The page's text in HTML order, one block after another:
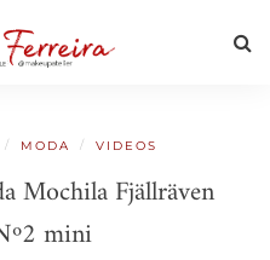
/ MODA / VIDEOS
Mochila Fjällräven
mini